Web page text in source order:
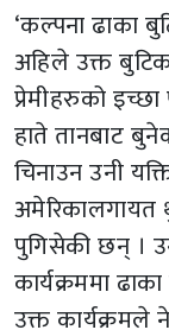
‘कल्पना ढाका
अहिले उक्त
प्रेमीहरुको
हाते तानबाट
चिनाउन उनी
अमेरिकालगायत
पुगिसेकी छन् ।
कार्यक्रममा
उक्त कार्यक्रमले